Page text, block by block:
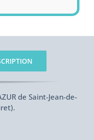
de Saint-Jean-de-